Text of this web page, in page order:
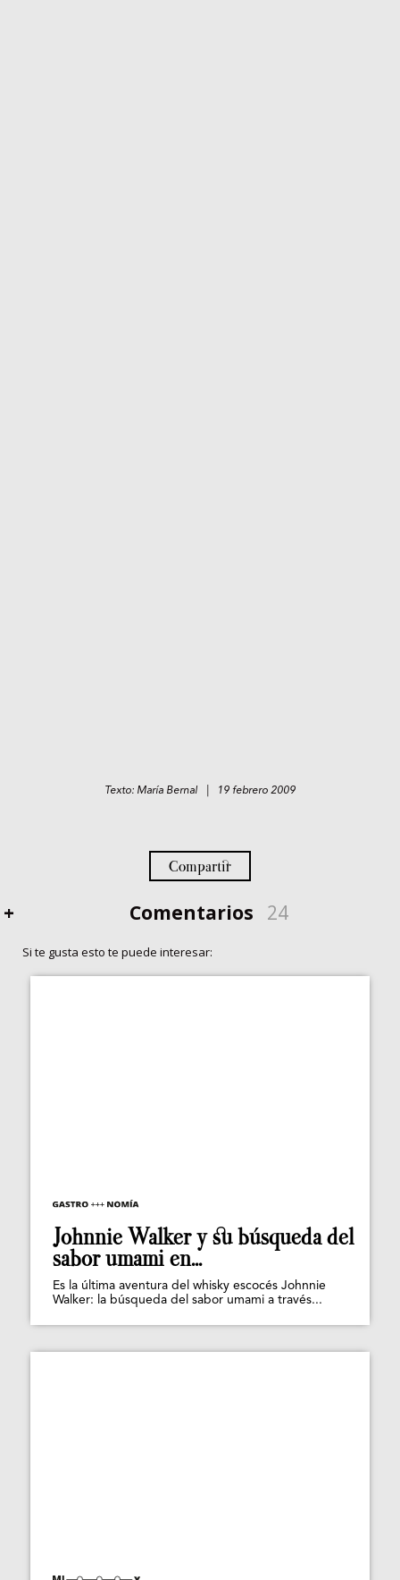
Texto: María Bernal | 19 febrero 2009
Compartir
+ Comentarios 24
Si te gusta esto te puede interesar:
Johnnie Walker y su búsqueda del
sabor umami en...
Es la última aventura del whisky escocés Johnnie
Walker: la búsqueda del sabor umami a través...